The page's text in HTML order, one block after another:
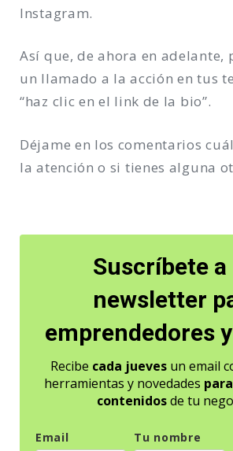
Instagram.
Así que, de ahora en adelante,
un llamado a la acción en tus
“haz clic en el link de la bio”.
Déjame en los comentarios
la atención o si tienes alguna
Suscríbete a
newsletter
emprendedores
Recibe cada juevesun email
herramientas y novedades
contenidosde tu
Email Tu nombre